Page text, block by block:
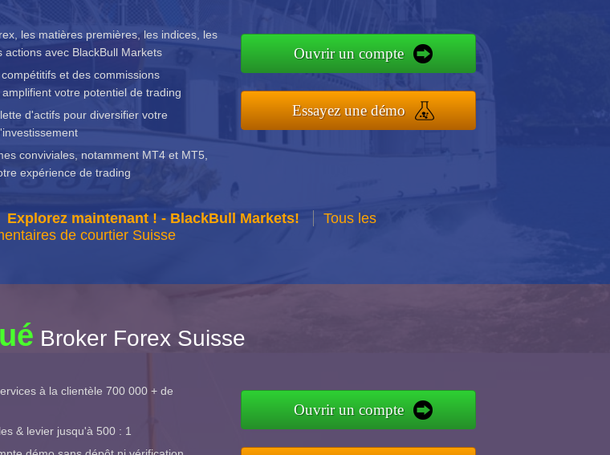
les matières premières, les indices, les
actions avec BlackBull Markets
et des commissions
votre potentiel de trading
d'actifs pour diversifier votre
conviviales, notamment MT4 et MT5,
expérience de trading
Ouvrir un compte
Essayez une démo
Explorez maintenant ! - BlackBull Markets!
Tous les
de courtier Suisse
Broker Forex Suisse
à la clientèle 700 000 + de
& levier jusqu'à 500 : 1
Ouvrir un compte